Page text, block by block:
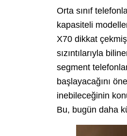
Orta sınıf
kapasiteli
X70 dikkat
sızıntılarıyla
segment
başlayacağını
inebileceğinin
Bu, bugün daha